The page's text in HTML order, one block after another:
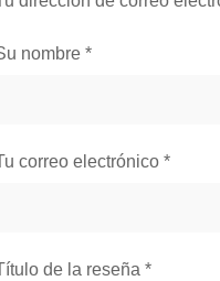
nombre *
correo electrónico *
de la reseña *